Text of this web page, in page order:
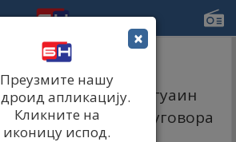
је!
Гонзало Игуаин
Торино на потпис уговора
×
Преузмите нашу
апликацију.
Кликните на
иконицу испод.